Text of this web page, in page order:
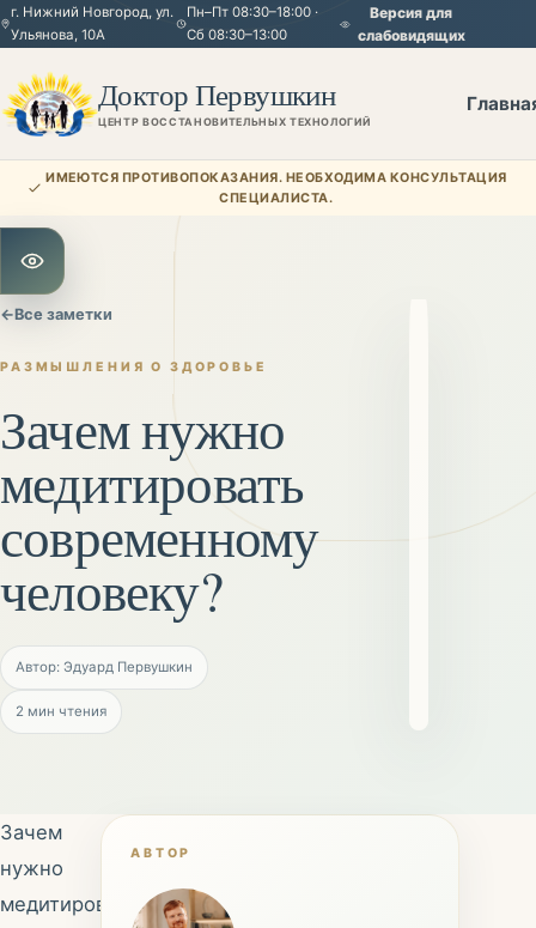
г. Нижний Новгород, ул.
Ульянова, 10А
Пн–Пт 08:30–18:00 ·
Сб 08:30–13:00
Версия для
слабовидящих
Доктор Первушкин
ЦЕНТР ВОССТАНОВИТЕЛЬНЫХ ТЕХНОЛОГИЙ
Открыть настройки для слабовидящих
ИМЕЮТСЯ ПРОТИВОПОКАЗАНИЯ. НЕОБХОДИМА КОНСУЛЬТАЦИЯ
СПЕЦИАЛИСТА.
←Все заметки
РАЗМЫШЛЕНИЯ О ЗДОРОВЬЕ
Зачем нужно
медитировать
современному
человеку?
Автор: Эдуард Первушкин
2 мин чтения
Зачем
нужно
медитировать
АВТОР